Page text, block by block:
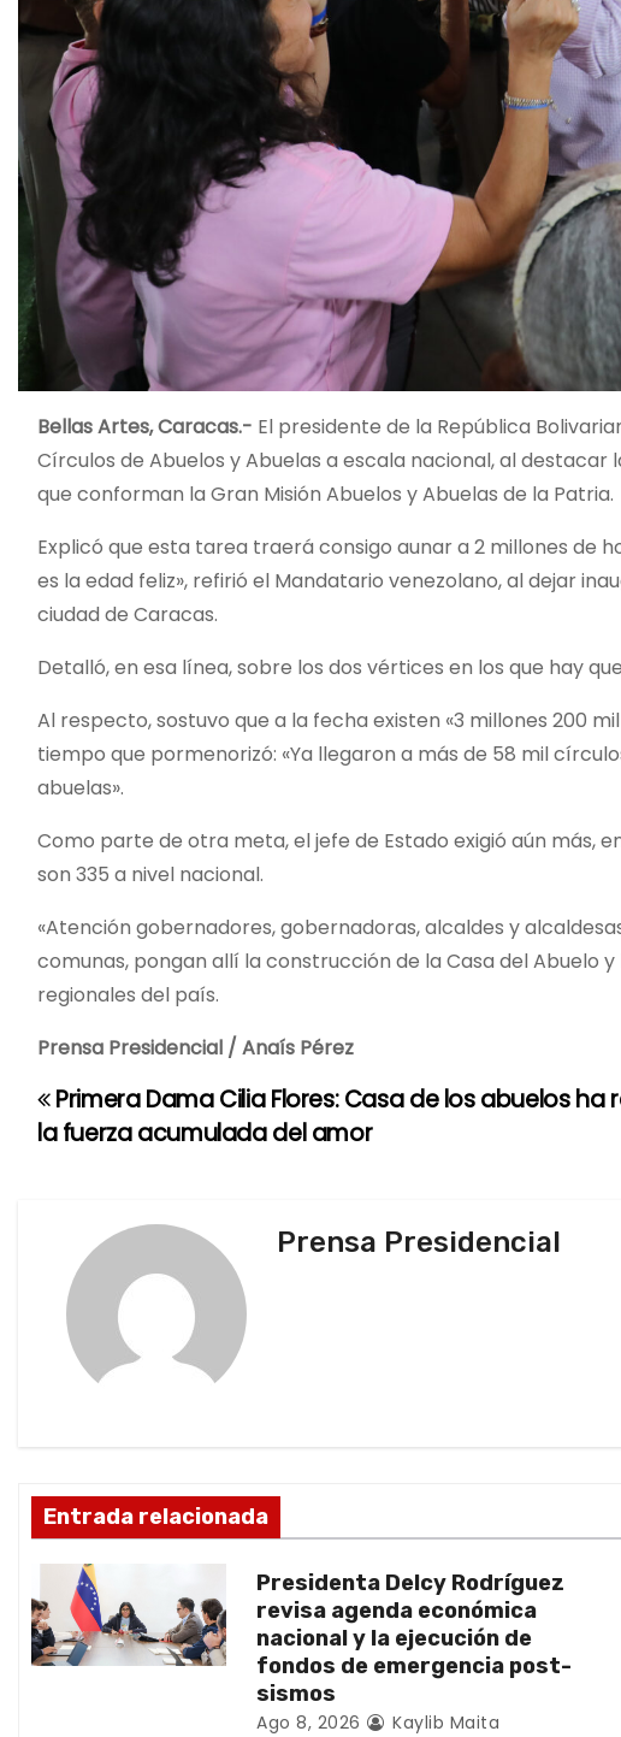
Bellas Artes, Caracas.- El presidente de la República
Círculos de Abuelos y Abuelas a escala nacional, al
que conforman la Gran Misión Abuelos y Abuelas de la Patria.
Explicó que esta tarea traerá consigo aunar a 2 millones de
es la edad feliz», refirió el Mandatario venezolano, al dejar
ciudad de Caracas.
Detalló, en esa línea, sobre los dos vértices en los que hay
Al respecto, sostuvo que a la fecha existen «3 millones 200
tiempo que pormenorizó: «Ya llegaron a más de 58 mil
abuelas».
Como parte de otra meta, el jefe de Estado exigió aún más,
son 335 a nivel nacional.
«Atención gobernadores, gobernadoras, alcaldes y
comunas, pongan allí la construcción de la Casa del Abuelo
regionales del país.
Prensa Presidencial / Anaís Pérez
N
ó
n
d
e
Primera Dama Cilia Flores: Casa de los abuelos ha
la fuerza acumulada del amor
Prensa Presidencial
Entrada relacionada
Presidenta Delcy Rodríguez
revisa agenda económica
nacional y la ejecución de
fondos de emergencia post-
sismos
Ago 8, 2026 Kaylib Maita